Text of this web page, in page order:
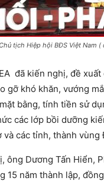
tịch Hiệp hội BĐS Việt
đã kiến nghị, đề
gỡ khó khăn, vướng
bằng, tính tiền sử
các lớp bồi dưỡng
các tỉnh, thành
ông Dương Tấn Hiển,
15 năm thành lập,